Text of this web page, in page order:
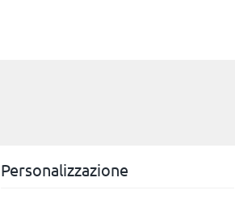
Personalizzazione